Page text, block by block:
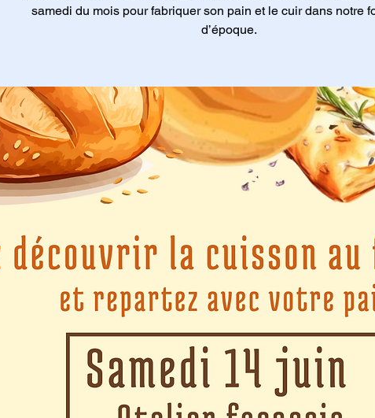
samedi du mois pour fabriquer son pain et le cuir dans notre
d’époque.